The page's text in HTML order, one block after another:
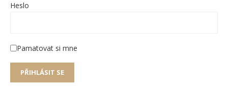
Heslo
Pamatovat si mne